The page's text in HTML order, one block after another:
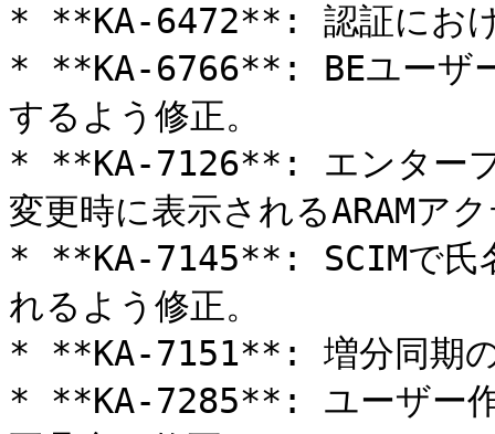
* **KA-6472**: 認証におけ
* **KA-6766**: BEユーザー
するよう修正。
* **KA-7126**: エンタープ
変更時に表示されるARAMア
* **KA-7145**: SCIMで氏
れるよう修正。
* **KA-7151**: 増分同期の
* **KA-7285**: ユーザー作